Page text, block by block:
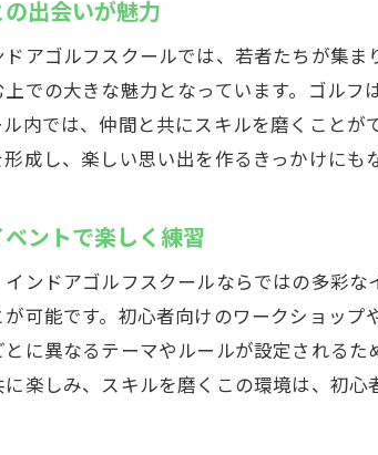
フィッティング
最新技術でのフ
初心者におすす
プロのアドバイ
ゴルフクラブの発送
遠方でも安心！
旅行や出張先で
発送手配の簡単
ゴルフ仲間との
出会いが魅力
アゴルフスクールでは、若者たちが集
での大きな魅力となっています。ゴル
ル内では、仲間と共にスキルを磨くこと
成し、楽しい思い出を作るきっかけにも
ントで楽しく練習
ンドアゴルフスクールならではの多彩
可能です。初心者向けのワークショッ
に異なるテーマやルールが設定される
楽しみ、スキルを磨くこの環境は、初心